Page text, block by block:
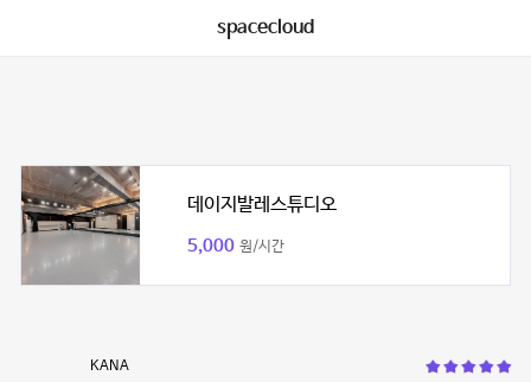
spacecloud
데이지발레스튜디오
5,000 원/시간
KANA